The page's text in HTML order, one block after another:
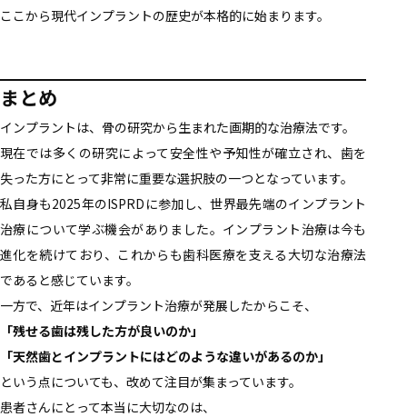
ここから現代インプラントの歴史が本格的に始まります。
まとめ
インプラントは、骨の研究から生まれた画期的な治療法です。
現在では多くの研究によって安全性や予知性が確立され、歯を
失った方にとって非常に重要な選択肢の一つとなっています。
私自身も2025年のISPRDに参加し、世界最先端のインプラント
治療について学ぶ機会がありました。インプラント治療は今も
進化を続けており、これからも歯科医療を支える大切な治療法
であると感じています。
一方で、近年はインプラント治療が発展したからこそ、
「残せる歯は残した方が良いのか」
「天然歯とインプラントにはどのような違いがあるのか」
という点についても、改めて注目が集まっています。
患者さんにとって本当に大切なのは、